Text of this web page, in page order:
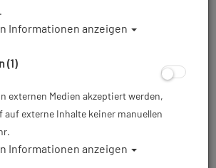
€ 5,00 €
Informationen anzeigen
(1)
externen Medien akzeptiert werden,
auf externe Inhalte keiner manuellen
Informationen anzeigen